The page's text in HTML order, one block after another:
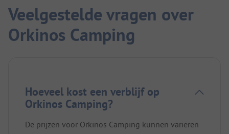
Veelgestelde vragen over
Orkinos Camping
Hoeveel kost een verblijf op
Orkinos Camping?
De prijzen voor Orkinos Camping kunnen variëren